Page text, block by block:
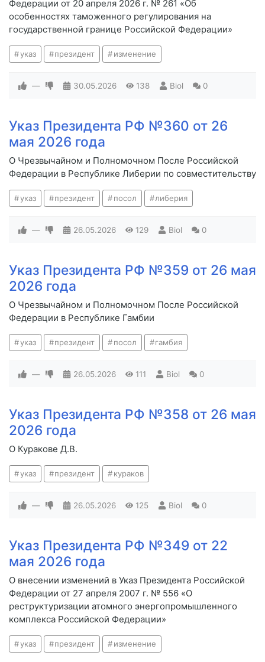
Федерации от 20 апреля 2026 г. № 261 «Об
особенностях таможенного регулирования на
государственной границе Российской Федерации»
указ президент изменение
— 30.05.2026 138 Biol 0
Указ Президента РФ №360 от 26
мая 2026 года
О Чрезвычайном и Полномочном После Российской
Федерации в Республике Либерии по совместительству
указ президент посол либерия
— 26.05.2026 129 Biol 0
Указ Президента РФ №359 от 26 мая
2026 года
О Чрезвычайном и Полномочном После Российской
Федерации в Республике Гамбии
указ президент посол гамбия
— 26.05.2026 111 Biol 0
Указ Президента РФ №358 от 26 мая
2026 года
О Куракове Д.В.
указ президент кураков
— 26.05.2026 125 Biol 0
Указ Президента РФ №349 от 22
мая 2026 года
О внесении изменений в Указ Президента Российской
Федерации от 27 апреля 2007 г. № 556 «О
реструктуризации атомного энергопромышленного
комплекса Российской Федерации»
указ президент изменение